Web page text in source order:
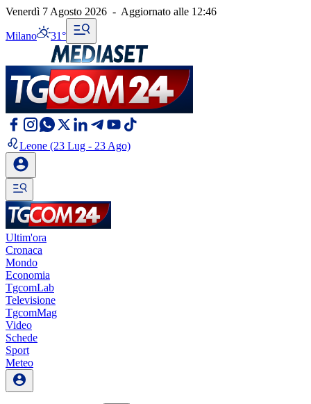
Venerdì 7 Agosto 2026 - Aggiornato alle 12:46
Milano 31°
Leone (23 Lug - 23 Ago)
Ultim'ora
Cronaca
Mondo
Economia
TgcomLab
Televisione
TgcomMag
Video
Schede
Sport
Meteo